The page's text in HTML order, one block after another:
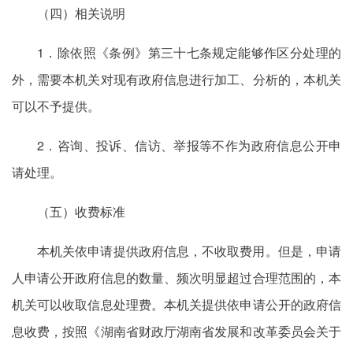
（四）相关说明
1．除依照《条例》第三十七条规定能够作区分处理的
外，需要本机关对现有政府信息进行加工、分析的，本机关
可以不予提供。
2．咨询、投诉、信访、举报等不作为政府信息公开申
请处理。
（五）收费标准
本机关依申请提供政府信息，不收取费用。但是，申请
人申请公开政府信息的数量、频次明显超过合理范围的，本
机关可以收取信息处理费。本机关提供依申请公开的政府信
息收费，按照《湖南省财政厅湖南省发展和改革委员会关于